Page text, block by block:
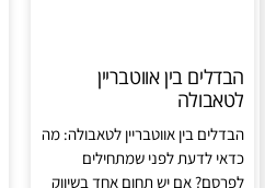
הבדלים בין אווטבריין
לטאבולה
הבדלים בין אווטבריין לטאבולה: מה
כדאי לדעת לפני שמתחילים
לפרסם? אם יש תחום אחד בשיווק